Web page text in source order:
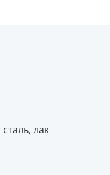
лак